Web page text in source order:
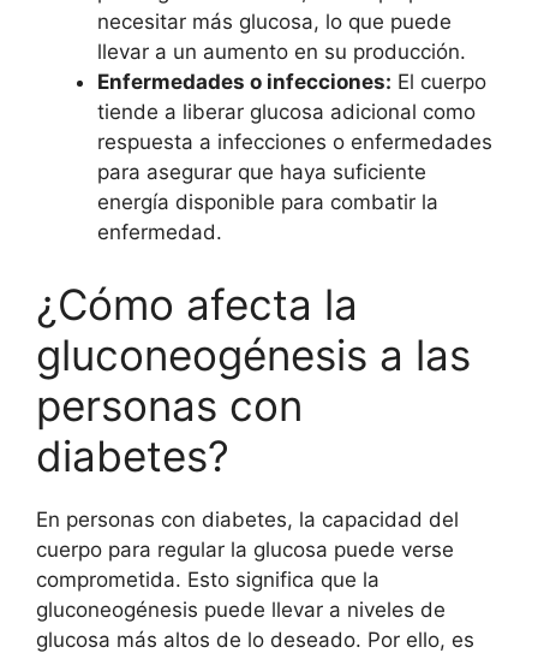
necesitar más glucosa, lo que puede
llevar a un aumento en su producción.
Enfermedades o infecciones: El cuerpo
tiende a liberar glucosa adicional como
respuesta a infecciones o enfermedades
para asegurar que haya suficiente
energía disponible para combatir la
enfermedad.
¿Cómo afecta la
gluconeogénesis a las
personas con
diabetes?
En personas con diabetes, la capacidad del
cuerpo para regular la glucosa puede verse
comprometida. Esto significa que la
gluconeogénesis puede llevar a niveles de
glucosa más altos de lo deseado. Por ello, es